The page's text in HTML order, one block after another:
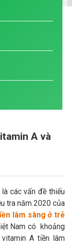
A và
các vấn đề thiếu
tra năm 2020 của
lâm sàng ở trẻ
Nam có khoảng
A tiền lâm